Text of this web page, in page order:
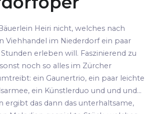
Heiri nicht, welches nach
Viehhandel im Niederdorf ein paar
erleben will. Faszinierend zu
noch so alles im Zürcher
ein Gaunertrio, ein paar leichte
ein Künstlerduo und und und...
ergibt das dann das unterhaltsame,